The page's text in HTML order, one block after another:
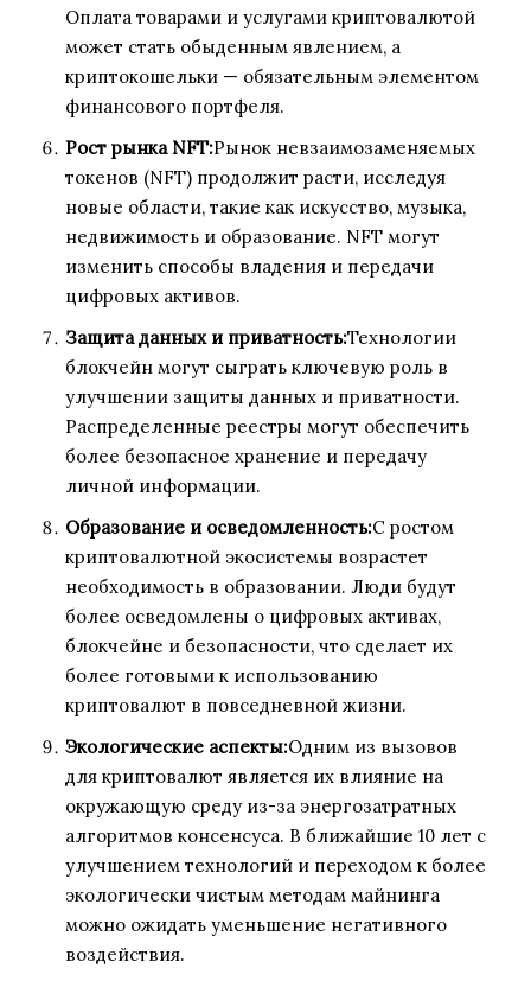
Оплата товарами и услугами криптовалютой
может стать обыденным явлением, а
криптокошельки — обязательным элементом
финансового портфеля.
Рост рынка NFT:Рынок невзаимозаменяемых
токенов (NFT) продолжит расти, исследуя
новые области, такие как искусство, музыка,
недвижимость и образование. NFT могут
изменить способы владения и передачи
цифровых активов.
Защита данных и приватность:Технологии
блокчейн могут сыграть ключевую роль в
улучшении защиты данных и приватности.
Распределенные реестры могут обеспечить
более безопасное хранение и передачу
личной информации.
Образование и осведомленность:С ростом
криптовалютной экосистемы возрастет
необходимость в образовании. Люди будут
более осведомлены о цифровых активах,
блокчейне и безопасности, что сделает их
более готовыми к использованию
криптовалют в повседневной жизни.
Экологические аспекты:Одним из вызовов
для криптовалют является их влияние на
окружающую среду из-за энергозатратных
алгоритмов консенсуса. В ближайшие 10 лет с
улучшением технологий и переходом к более
экологически чистым методам майнинга
можно ожидать уменьшение негативного
воздействия.